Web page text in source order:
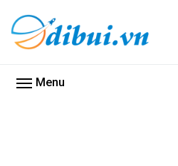
Menu